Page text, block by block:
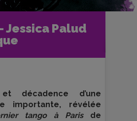
Jessica Palud
Cinéma
fiches films
Palud - critique
décadence d’une
importante, révélée
tango à Parisde